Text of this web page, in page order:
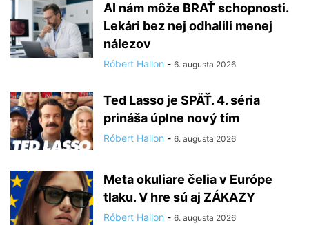
AI nám môže BRAŤ schopnosti.
Lekári bez nej odhalili menej
nálezov
Róbert Hallon - 6. augusta 2026
Ted Lasso je SPÄŤ. 4. séria
prináša úplne nový tím
Róbert Hallon - 6. augusta 2026
Meta okuliare čelia v Európe
tlaku. V hre sú aj ZÁKAZY
Róbert Hallon - 6. augusta 2026